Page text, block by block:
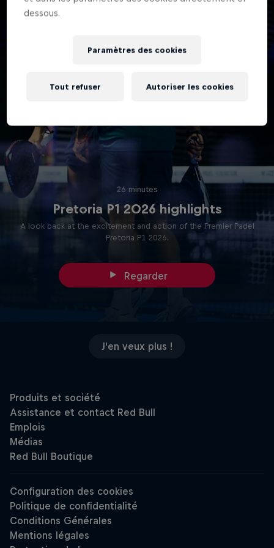
26 minutes
Pretoria P1 2026 highlights
A look back at the excitement and action of the Premier Padel
Pretoria P1 2026.
Regarder
J'en veux plus !
dessous.
Paramètres des cookies
Tout refuser Autoriser les cookies